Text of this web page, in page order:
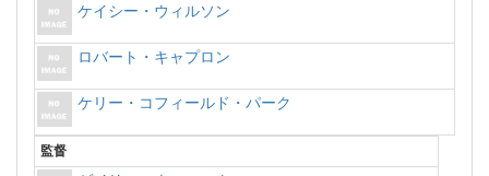
ケイシー・ウィルソン
ロバート・キャプロン
ケリー・コフィールド・パーク
監督